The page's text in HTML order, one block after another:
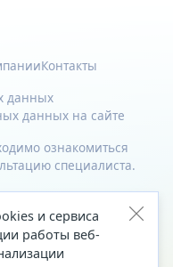
Контакты
данных
данных на сайте
ознакомиться
специалиста.
и сервиса
работы веб-